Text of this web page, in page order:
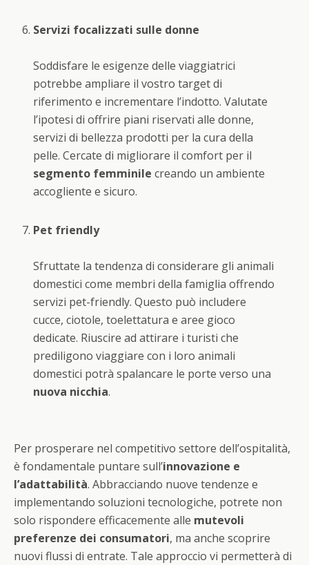
Servizi focalizzati sulle donne
Soddisfare le esigenze delle viaggiatrici
potrebbe ampliare il vostro target di
riferimento e incrementare l’indotto. Valutate
l’ipotesi di offrire piani riservati alle donne,
servizi di bellezza prodotti per la cura della
pelle. Cercate di migliorare il comfort per il
segmento femminile creando un ambiente
accogliente e sicuro.
Pet friendly
Sfruttate la tendenza di considerare gli animali
domestici come membri della famiglia offrendo
servizi pet-friendly. Questo può includere
cucce, ciotole, toelettatura e aree gioco
dedicate. Riuscire ad attirare i turisti che
prediligono viaggiare con i loro animali
domestici potrà spalancare le porte verso una
nuova nicchia.
Per prosperare nel competitivo settore dell’ospitalità,
è fondamentale puntare sull’innovazione e
l’adattabilità. Abbracciando nuove tendenze e
implementando soluzioni tecnologiche, potrete non
solo rispondere efficacemente alle mutevoli
preferenze dei consumatori, ma anche scoprire
nuovi flussi di entrate. Tale approccio vi permetterà di